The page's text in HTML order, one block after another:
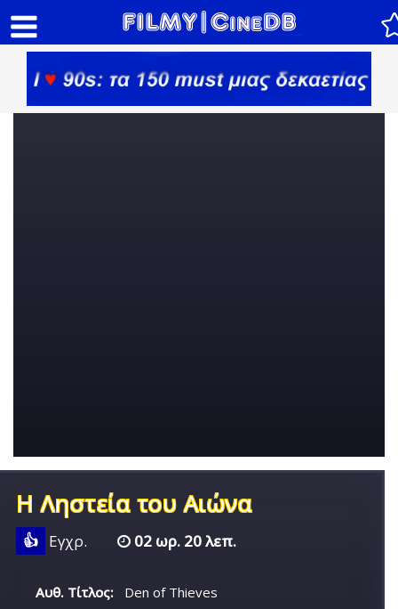
Η Ληστεία του Αιώνα
👍 Εγχρ. 02 ωρ. 20 λεπ.
Αυθ. Τίτλος:
Den of Thieves